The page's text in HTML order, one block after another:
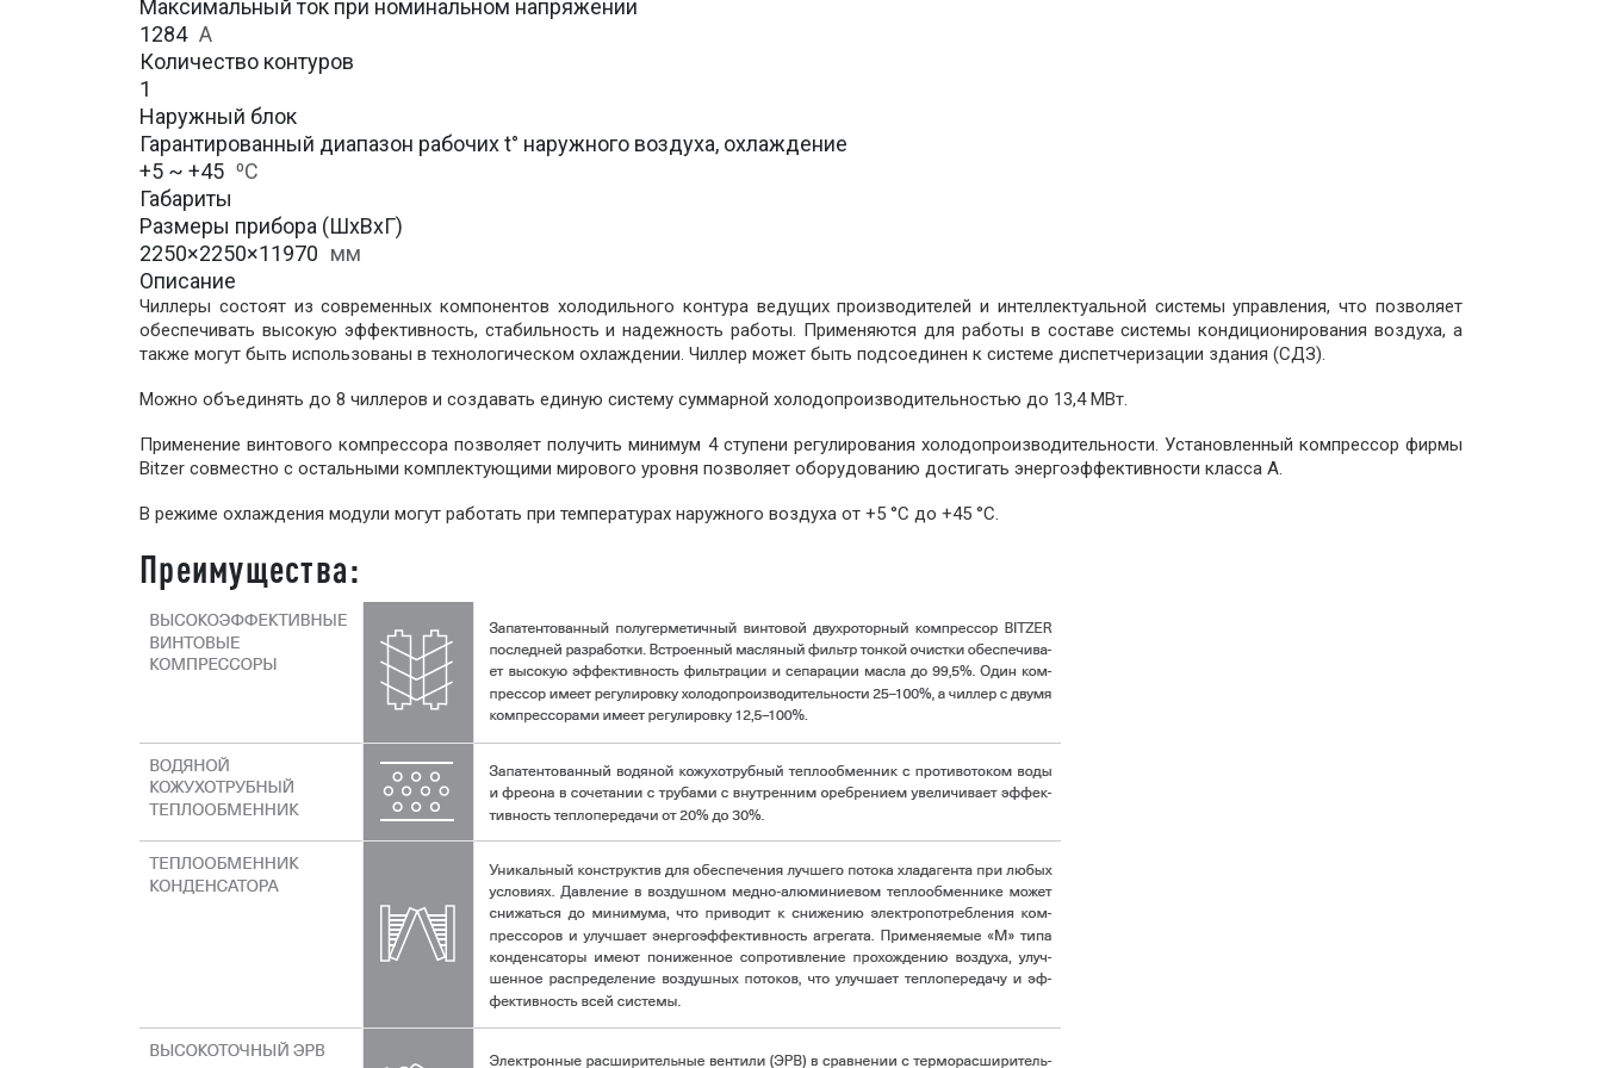
Максимальный ток при номинальном напряжении
1284 А
Количество контуров
1
Наружный блок
Гарантированный диапазон рабочих t° наружного воздуха, охлаждение
+5 ~ +45 ⁰С
Габариты
Размеры прибора (ШхВхГ)
2250×2250×11970 мм
Описание
Чиллеры состоят из современных компонентов холодильного контура ведущих производителей и интеллектуальной системы управления, что позволяет
обеспечивать высокую эффективность, стабильность и надежность работы. Применяются для работы в составе системы кондиционирования воздуха, а
также могут быть использованы в технологическом охлаждении. Чиллер может быть подсоединен к системе диспетчеризации здания (СДЗ).
Можно объединять до 8 чиллеров и создавать единую систему суммарной холодопроизводительностью до 13,4 МВт.
Применение винтового компрессора позволяет получить минимум 4 ступени регулирования холодопроизводительности. Установленный компрессор фирмы
Bitzer совместно с остальными комплектующими мирового уровня позволяет оборудованию достигать энергоэффективности класса А.
В режиме охлаждения модули могут работать при температурах наружного воздуха от +5 °С до +45 °С.
Преимущества: